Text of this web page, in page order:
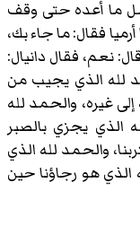
ما أعده حتى وقف
فقال: ما جاء بك،
نعم، فقال دانيال:
لله الذي يجيب من
غيره، والحمد لله
الذي يجزي بالصبر
والحمد لله الذي
الذي هو رجاؤنا حين